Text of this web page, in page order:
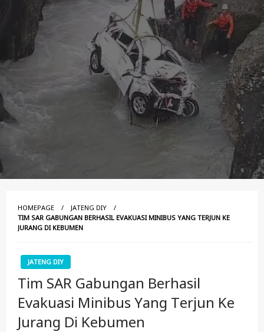
HOMEPAGE
JATENG DIY
TIM SAR GABUNGAN BERHASIL EVAKUASI MINIBUS YANG TERJUN KE
JURANG DI KEBUMEN
JATENG DIY
Tim SAR Gabungan Berhasil
Evakuasi Minibus Yang Terjun Ke
Jurang Di Kebumen